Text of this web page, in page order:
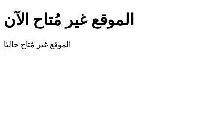
الموقع غير مُتاح الآن
الموقع غير مُُتاح حاليًا